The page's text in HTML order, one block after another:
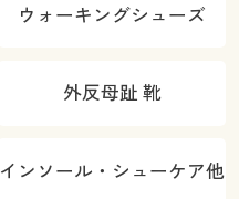
ウォーキングシューズ
外反母趾 靴
インソール・シューケア他